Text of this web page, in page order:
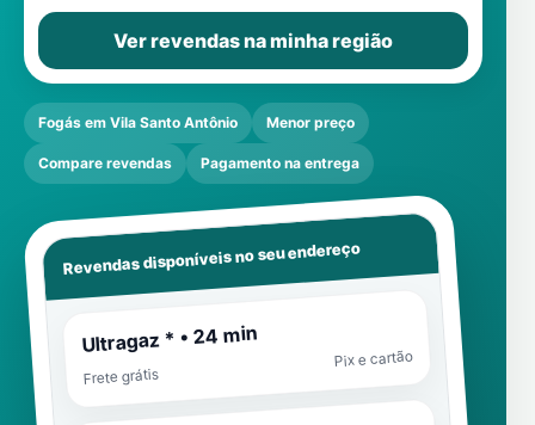
Ver revendas na minha região
Fogás em Vila Santo Antônio Menor preço
Compare revendas Pagamento na entrega
Revendas disponíveis no seu endereço
Ultragaz * • 24 min
Frete grátis
Pix e cartão